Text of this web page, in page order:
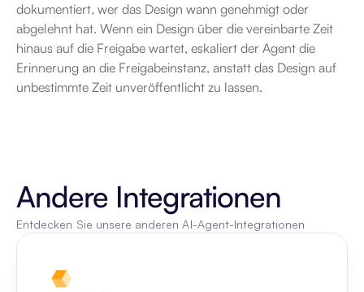
dokumentiert, wer das Design wann genehmigt oder
abgelehnt hat. Wenn ein Design über die vereinbarte Zeit
hinaus auf die Freigabe wartet, eskaliert der Agent die
Erinnerung an die Freigabeinstanz, anstatt das Design auf
unbestimmte Zeit unveröffentlicht zu lassen.
Andere Integrationen
Entdecken Sie unsere anderen AI-Agent-Integrationen